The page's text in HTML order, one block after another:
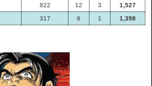
822 12 3
1,527
317 8 1 1,398